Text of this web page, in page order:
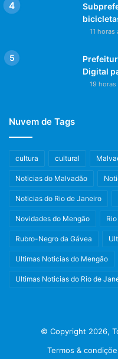
11 horas
Digital
19 horas
Nuvem de Tags
cultura cultural
Noticias do Malvadão
Noticias do Rio de Janeiro
Novidades do Mengão Rio
Rubro-Negro da Gávea
Ultimas Noticias do Mengão
Ultimas Noticias do Rio de
© Copyright 2026,
Termos &